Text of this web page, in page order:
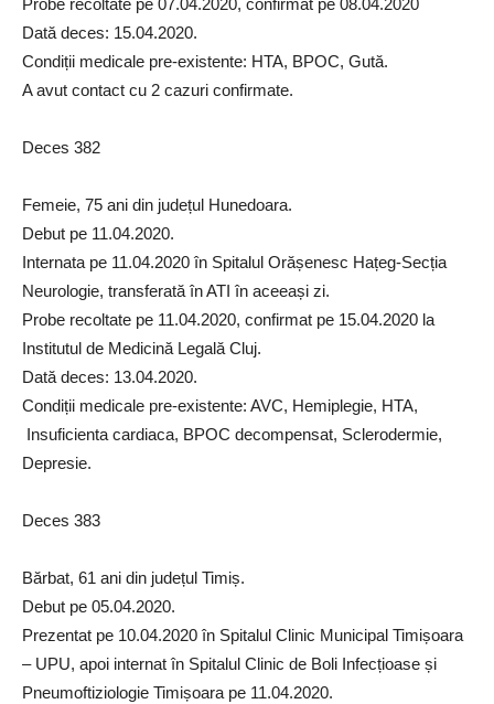
Probe recoltate pe 07.04.2020, confirmat pe 08.04.2020
Dată deces: 15.04.2020.
Condiții medicale pre-existente: HTA, BPOC, Gută.
A avut contact cu 2 cazuri confirmate.
Deces 382
Femeie, 75 ani din județul Hunedoara.
Debut pe 11.04.2020.
Internata pe 11.04.2020 în Spitalul Orășenesc Hațeg-Secția
Neurologie, transferată în ATI în aceeași zi.
Probe recoltate pe 11.04.2020, confirmat pe 15.04.2020 la
Institutul de Medicină Legală Cluj.
Dată deces: 13.04.2020.
Condiții medicale pre-existente: AVC, Hemiplegie, HTA,
Insuficienta cardiaca, BPOC decompensat, Sclerodermie,
Depresie.
Deces 383
Bărbat, 61 ani din județul Timiș.
Debut pe 05.04.2020.
Prezentat pe 10.04.2020 în Spitalul Clinic Municipal Timișoara
– UPU, apoi internat în Spitalul Clinic de Boli Infecțioase și
Pneumoftiziologie Timișoara pe 11.04.2020.